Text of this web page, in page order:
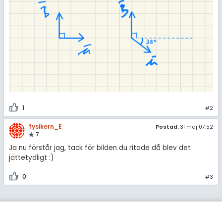
1 #2
fysikern_E
7
Postad: 31 maj 07:52
Ja nu förstår jag, tack för bilden du ritade då blev det
jättetydligt :)
0 #3